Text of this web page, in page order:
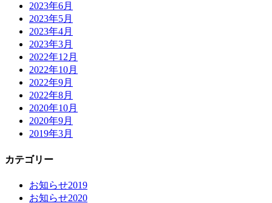
2023年6月
2023年5月
2023年4月
2023年3月
2022年12月
2022年10月
2022年9月
2022年8月
2020年10月
2020年9月
2019年3月
カテゴリー
お知らせ2019
お知らせ2020